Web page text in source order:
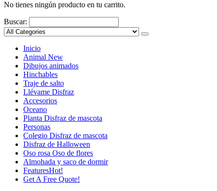
No tienes ningún producto en tu carrito.
Buscar:
Inicio
Animal New
Dibujos animados
Hinchables
Traje de salto
Llévame Disfraz
Accesorios
Oceano
Planta Disfraz de mascota
Personas
Colegio Disfraz de mascota
Disfraz de Halloween
Oso rosa Oso de flores
Almohada y saco de dormir
FeaturesHot!
Get A Free Quote!